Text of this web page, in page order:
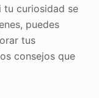
tu curiosidad se
puedes
tus
consejos que